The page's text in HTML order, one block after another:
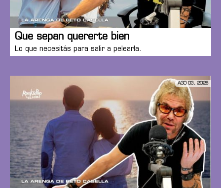
Que sepan quererte bien
Lo que necesitás para salir a pelearla.
AGO 03, 2026